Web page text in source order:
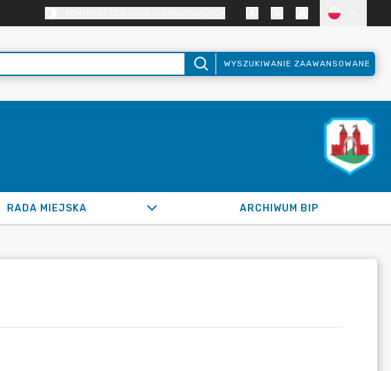
WYSZUKIWANIE ZAAWANSOWANE
RADA MIEJSKA ARCHIWUM BIP